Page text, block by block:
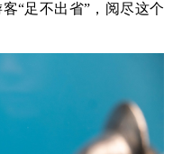
“足不出省”，阅尽这个